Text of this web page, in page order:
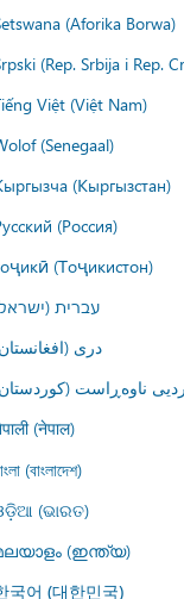
(Aforika Borwa)
(Rep. Srbija i Rep.
Việt (Việt Nam)
(Senegaal)
(Кыргызстан)
(Россия)
(Тоҷикистон)
עברית
درى
ناوەڕاست
(नेपाल)
(বাংলাদেশ)
(ଭାରତ)
(ഇന്ത്യ)
국어 (대한민국)